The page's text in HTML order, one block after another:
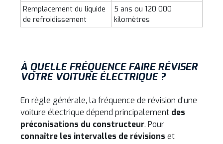
Remplacement du liquide
de refroidissement
5 ans ou 120 000
kilomètres
À QUELLE FRÉQUENCE FAIRE RÉVISER
VOTRE VOITURE ÉLECTRIQUE ?
En règle générale, la fréquence de révision d’une
voiture électrique dépend principalement des
préconisations du constructeur. Pour
connaître les intervalles de révisions et